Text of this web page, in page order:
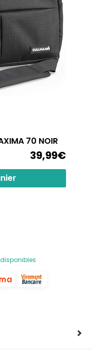
70 NOIR
39,99€